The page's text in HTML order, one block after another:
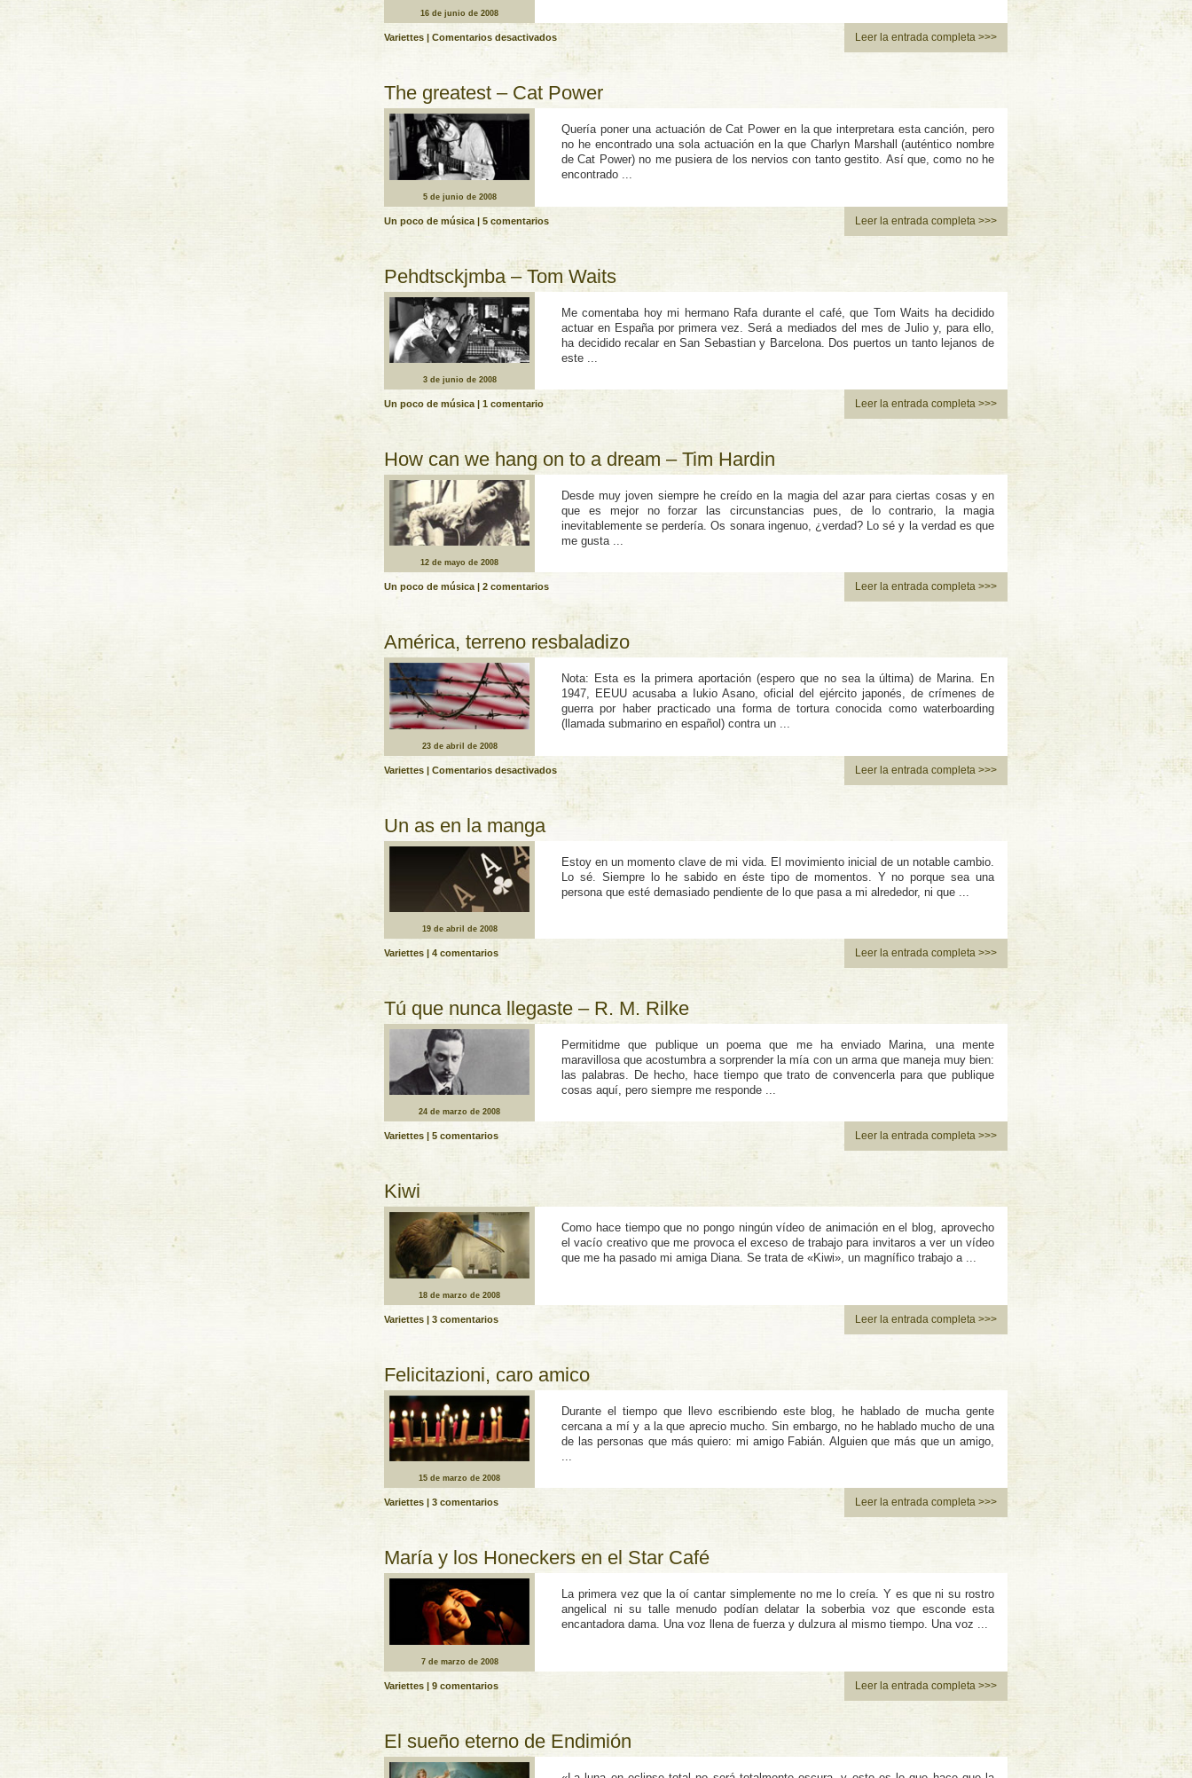
16 de junio de 2008
Variettes Comentarios desactivadosen
The
–
&
Nusrat
Fateh
Ali
Leer la entrada completa >>>
The greatest – Cat Power
5 de junio de 2008
Quería poner una actuación de Cat Power en la que interpretara esta canción, pero
no he encontrado una sola actuación en la que Charlyn Marshall (auténtico nombre
de Cat Power) no me pusiera de los nervios con tanto gestito. Así que, como no he
encontrado ...
Un poco de música | 5 comentarios Leer la entrada completa >>>
Pehdtsckjmba – Tom Waits
3 de junio de 2008
Me comentaba hoy mi hermano Rafa durante el café, que Tom Waits ha decidido
actuar en España por primera vez. Será a mediados del mes de Julio y, para ello,
ha decidido recalar en San Sebastian y Barcelona. Dos puertos un tanto lejanos de
este ...
Un poco de música | 1 comentario Leer la entrada completa >>>
How can we hang on to a dream – Tim Hardin
12 de mayo de 2008
Desde muy joven siempre he creí­do en la magia del azar para ciertas cosas y en
que es mejor no forzar las circunstancias pues, de lo contrario, la magia
inevitablemente se perderí­a. Os sonara ingenuo, ¿verdad? Lo sé y la verdad es que
me gusta ...
Un poco de música| 2 comentarios Leer la entrada completa >>>
América, terreno resbaladizo
23 de abril de 2008
Nota: Esta es la primera aportación (espero que no sea la última) de Marina. En
1947, EEUU acusaba a Iukio Asano, oficial del ejército japonés, de crí­menes de
guerra por haber practicado una forma de tortura conocida como waterboarding
(llamada submarino en español) contra un ...
Variettes | Comentarios desactivadosen
resbaladizo
Leer la entrada completa >>>
Un as en la manga
19 de abril de 2008
Estoy en un momento clave de mi vida. El movimiento inicial de un notable cambio.
Lo sé. Siempre lo he sabido en éste tipo de momentos. Y no porque sea una
persona que esté demasiado pendiente de lo que pasa a mi alrededor, ni que ...
Variettes | 4 comentarios Leer la entrada completa >>>
Tú que nunca llegaste – R. M. Rilke
24 de marzo de 2008
Permitidme que publique un poema que me ha enviado Marina, una mente
maravillosa que acostumbra a sorprender la mía con un arma que maneja muy bien:
las palabras. De hecho, hace tiempo que trato de convencerla para que publique
cosas aquí­, pero siempre me responde ...
Variettes 5 comentarios Leer la entrada completa >>>
Kiwi
18 de marzo de 2008
Como hace tiempo que no pongo ningún ví­deo de animación en el blog, aprovecho
el vací­o creativo que me provoca el exceso de trabajo para invitaros a ver un ví­deo
que me ha pasado mi amiga Diana. Se trata de «Kiwi», un magní­fico trabajo a ...
Variettes | 3 comentarios Leer la entrada completa >>>
Felicitazioni, caro amico
15 de marzo de 2008
Durante el tiempo que llevo escribiendo este blog, he hablado de mucha gente
cercana a mí­ y a la que aprecio mucho. Sin embargo, no he hablado mucho de una
de las personas que más quiero: mi amigo Fabián. Alguien que más que un amigo,
Variettes | 3 comentarios Leer la entrada completa >>>
María y los Honeckers en el Star Café
7 de marzo de 2008
La primera vez que la oí­ cantar simplemente no me lo creí­a. Y es que ni su rostro
angelical ni su talle menudo podí­an delatar la soberbia voz que esconde esta
encantadora dama. Una voz llena de fuerza y dulzura al mismo tiempo. Una voz ...
Variettes | 9 comentarios Leer la entrada completa >>>
El sueño eterno de Endimión